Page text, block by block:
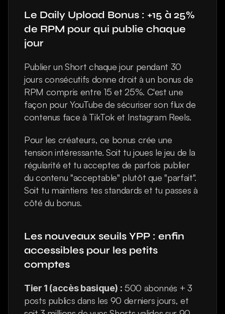
Le Daily Upload Bonus : +15 à 25%
de RPM pour qui publie chaque
jour
Publier un Short chaque jour pendant 30
jours consécutifs donne droit à un bonus de
RPM compris entre 15 et 25%. C'est une
façon pour YouTube de sécuriser son flux de
contenus face à TikTok et Instagram Reels.
Pour les créateurs, ce bonus crée une
tension intéressante. Soit tu joues le jeu de la
régularité et tu acceptes de parfois publier
du contenu "acceptable" plutôt que "parfait".
Soit tu maintiens tes standards et tu passes à
côté du bonus.
Les nouveaux seuils YPP : enfin
accessibles pour les petits
comptes
Tier 1 (accès basique) : 500 abonnés + 3
posts publics dans les 90 derniers jours, et